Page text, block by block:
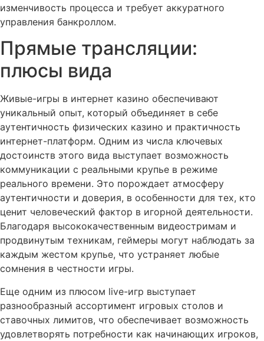
изменчивость процесса и требует аккуратного
управления банкроллом.
Прямые трансляции:
плюсы вида
Живые-игры в интернет казино обеспечивают
уникальный опыт, который объединяет в себе
аутентичность физических казино и практичность
интернет-платформ. Одним из числа ключевых
достоинств этого вида выступает возможность
коммуникации с реальными крупье в режиме
реального времени. Это порождает атмосферу
аутентичности и доверия, в особенности для тех, кто
ценит человеческий фактор в игорной деятельности.
Благодаря высококачественным видеостримам и
продвинутым техникам, геймеры могут наблюдать за
каждым жестом крупье, что устраняет любые
сомнения в честности игры.
Еще одним из плюсом live-игр выступает
разнообразный ассортимент игровых столов и
ставочных лимитов, что обеспечивает возможность
удовлетворять потребности как начинающих игроков,